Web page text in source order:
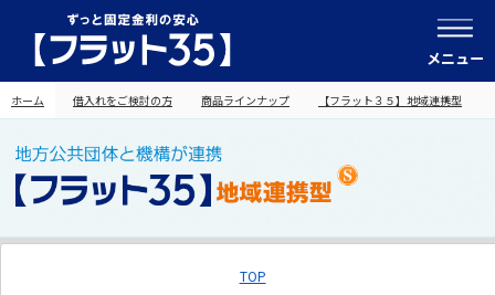
メニュー
ホーム 借入れをご検討の方 商品ラインナップ 【フラット３５】地域連携型
TOP